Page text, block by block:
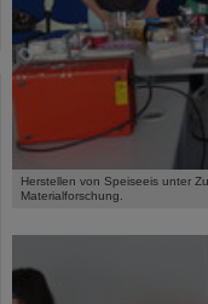
Herstellen von Speiseeis unter
Materialforschung.